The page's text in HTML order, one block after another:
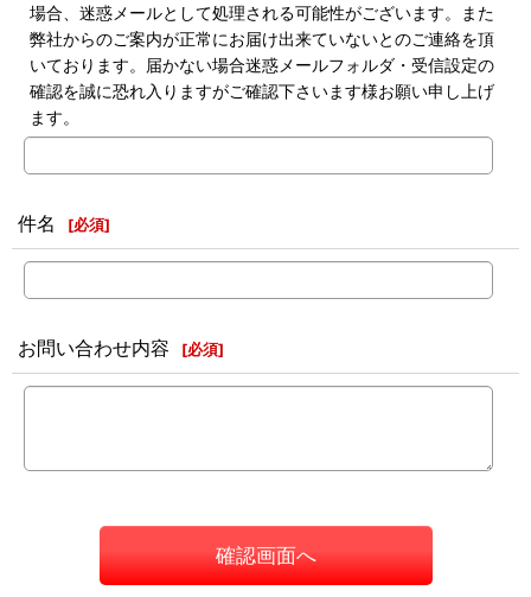
場合、迷惑メールとして処理される可能性がございます。また
弊社からのご案内が正常にお届け出来ていないとのご連絡を頂
いております。届かない場合迷惑メールフォルダ・受信設定の
確認を誠に恐れ入りますがご確認下さいます様お願い申し上げ
ます。
件名 [必須]
お問い合わせ内容 [必須]
確認画面へ